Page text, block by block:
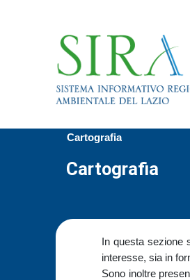
Cartografia
Cartografia
In questa sezione
interesse, sia in
Sono inoltre